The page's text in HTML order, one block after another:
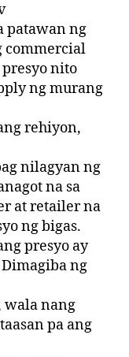
patawan ng
commercial
nito
ng murang
rehiyon,
nilagyan ng
na sa
at retailer na
ng bigas.
presyo ay
Dimagiba ng
wala nang
pa ang